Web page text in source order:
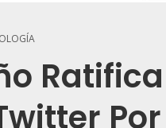
Ratifica
Por